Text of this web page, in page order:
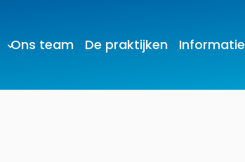
Ons team De praktijken Informatie